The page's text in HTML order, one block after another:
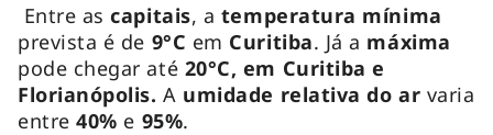
Entre ascapitais, a temperatura mínima
prevista é de 9°C em Curitiba. Já a máxima
pode chegar até 20°C, em Curitiba e
Florianópolis. A umidade relativa do ar varia
entre40% e 95%.